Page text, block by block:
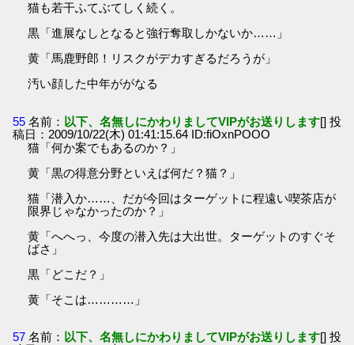
猫も若干ふてぶてしく続く。
黒「進展なしとなると強行奪取しかないか……」
黄「馬鹿野郎！リスクがデカすぎるだろうが」
汚い顔した中年ががなる
55 名前： 以下、名無しにかわりましてVIPがお送りします[] 投
稿日：2009/10/22(木) 01:41:15.64 ID:fiOxnPOOO
猫「何か案でもあるのか？」
黄「黒の得意分野といえば何だ？猫？」
猫「潜入か……、だが今回はターゲットに程遠い喫茶店が
限界じゃなかったのか？」
黄「へへっ、今度の潜入先は大出世。ターゲットのすぐそ
ばさ」
黒「どこだ？」
黄「そこは…………」
57 名前： 以下、名無しにかわりましてVIPがお送りします[] 投